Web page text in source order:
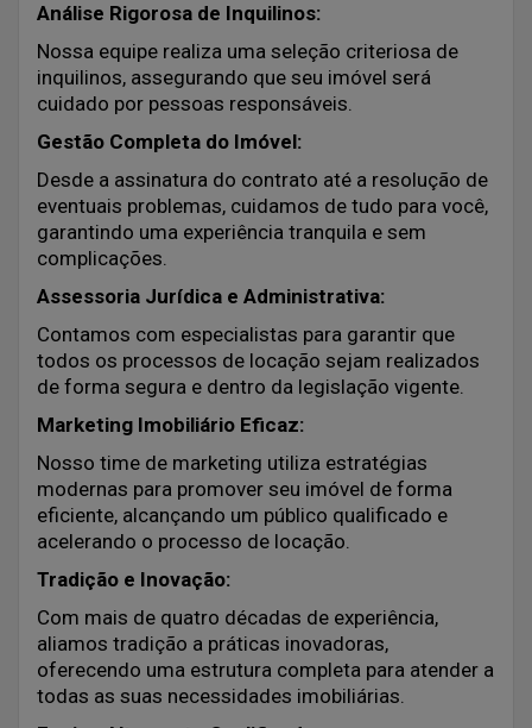
Análise Rigorosa de Inquilinos:
Nossa equipe realiza uma seleção criteriosa de
inquilinos, assegurando que seu imóvel será
cuidado por pessoas responsáveis.
Gestão Completa do Imóvel:
Desde a assinatura do contrato até a resolução de
eventuais problemas, cuidamos de tudo para você,
garantindo uma experiência tranquila e sem
complicações.
Assessoria Jurídica e Administrativa:
Contamos com especialistas para garantir que
todos os processos de locação sejam realizados
de forma segura e dentro da legislação vigente.
Marketing Imobiliário Eficaz:
Nosso time de marketing utiliza estratégias
modernas para promover seu imóvel de forma
eficiente, alcançando um público qualificado e
acelerando o processo de locação.
Tradição e Inovação:
Com mais de quatro décadas de experiência,
aliamos tradição a práticas inovadoras,
oferecendo uma estrutura completa para atender a
todas as suas necessidades imobiliárias.